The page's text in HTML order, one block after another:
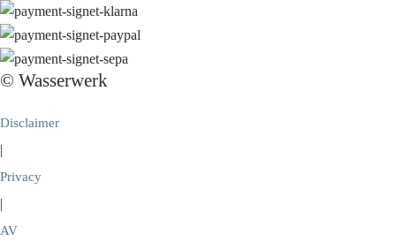
© Wasserwerk
Disclaimer
|
Privacy
|
AV